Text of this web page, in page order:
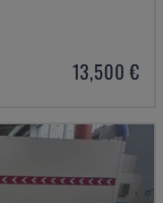
13,500 €